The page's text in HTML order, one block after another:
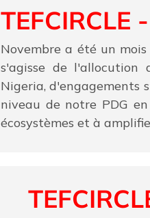
TEFCIRCLE
Novembre a été un
s'agisse de l'allocution
Nigeria, d'engagements
niveau de notre PDG
écosystèmes et à